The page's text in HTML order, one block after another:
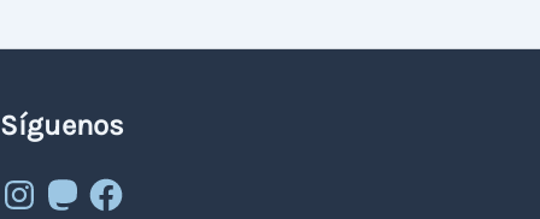
Síguenos
Instagram
MastodonFacebook